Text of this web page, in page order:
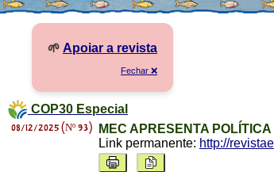
🌱 Apoiar a revista
Fechar ❌
COP30 Especial
08/12/2025 (Nº 93)
MEC APRESENTA
Link permanente: http://